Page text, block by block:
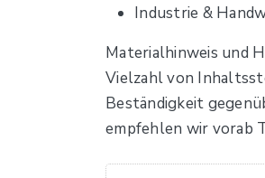
Industrie &
Materialhinweis und
Vielzahl von
Beständigkeit
empfehlen wir vorab